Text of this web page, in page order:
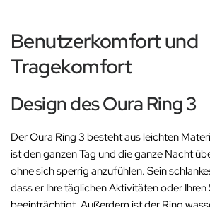
Benutzerkomfort und
Tragekomfort
Design des Oura Ring 3
Der Oura Ring 3 besteht aus leichten
ist den ganzen Tag und die ganze Nacht
ohne sich sperrig anzufühlen. Sein
dass er Ihre täglichen Aktivitäten oder